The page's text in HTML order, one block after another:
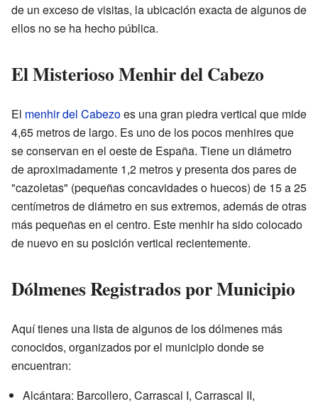
de un exceso de visitas, la ubicación exacta de algunos de
ellos no se ha hecho pública.
El Misterioso Menhir del Cabezo
El menhir del Cabezoes una gran piedra vertical que mide
4,65 metros de largo. Es uno de los pocos menhires que
se conservan en el oeste de España. Tiene un diámetro
de aproximadamente 1,2 metros y presenta dos pares de
"cazoletas" (pequeñas concavidades o huecos) de 15 a 25
centímetros de diámetro en sus extremos, además de otras
más pequeñas en el centro. Este menhir ha sido colocado
de nuevo en su posición vertical recientemente.
Dólmenes Registrados por Municipio
Aquí tienes una lista de algunos de los dólmenes más
conocidos, organizados por el municipio donde se
encuentran:
Alcántara: Barcollero, Carrascal I, Carrascal II,